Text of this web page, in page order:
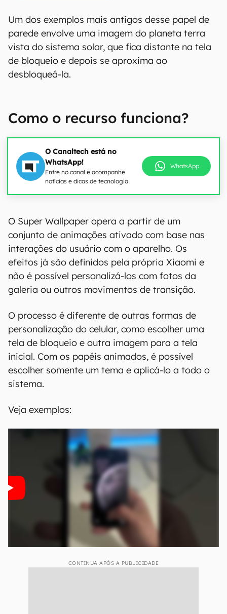
Um dos exemplos mais antigos desse papel de
parede envolve uma imagem do planeta terra
vista do sistema solar, que fica distante na tela
de bloqueio e depois se aproxima ao
desbloqueá-la.
Como o recurso funciona?
O Canaltech está no
WhatsApp!
Entre no canal e acompanhe
notícias e dicas de tecnologia
WhatsApp
00:00/ 04:52
O Super Wallpaper opera a partir de um
conjunto de animações ativado com base nas
interações do usuário com o aparelho. Os
efeitos já são definidos pela própria Xiaomi e
galeria ou outros movimentos de transição.
O processo é diferente de outras formas de
personalização do celular, como escolher uma
tela de bloqueio e outra imagem para a tela
inicial. Com os papéis animados, é possível
escolher somente um tema e aplicá-lo a todo o
sistema.